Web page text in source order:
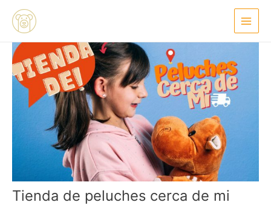
contenido
Main
Menu
Tienda de peluches cerca de mi
de
entradas